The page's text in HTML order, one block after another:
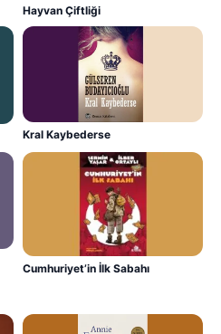
Hayvan Çiftliği
Kral Kaybederse
Cumhuriyet’in İlk Sabahı